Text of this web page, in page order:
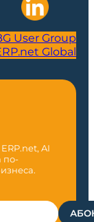
User Group
Global
AI
по-